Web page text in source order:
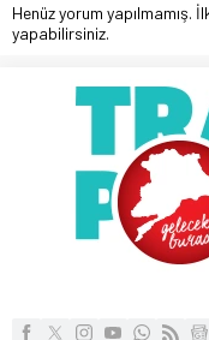
Henüz yorum yapılmamış.
yapabilirsiniz.